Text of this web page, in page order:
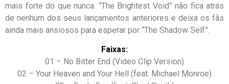
mais forte do que nunca. “The Brightest Void” não fica atrás
de nenhum dos seus lançamentos anteriores e deixa os fãs
ainda mais ansiosos para esperar por “The Shadow Self”.
Faixas:
01 – No Bitter End (Video Clip Version)
02 – Your Heaven and Your Hell (feat. Michael Monroe)